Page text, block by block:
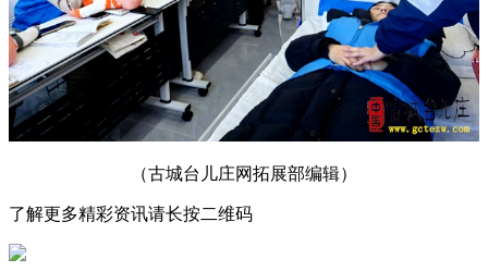
（古城台儿庄网拓展部编辑）
了解更多精彩资讯请长按二维码